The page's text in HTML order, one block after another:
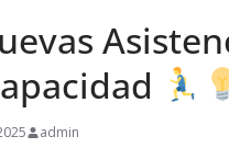
admin